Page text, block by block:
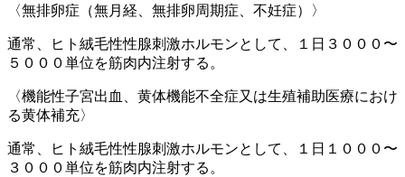
〈無排卵症（無月経、無排卵周期症、不妊症）〉
通常、ヒト絨毛性性腺刺激ホルモンとして、１日３０００〜
５０００単位を筋肉内注射する。
〈機能性子宮出血、黄体機能不全症又は生殖補助医療におけ
る黄体補充〉
通常、ヒト絨毛性性腺刺激ホルモンとして、１日１０００〜
３０００単位を筋肉内注射する。